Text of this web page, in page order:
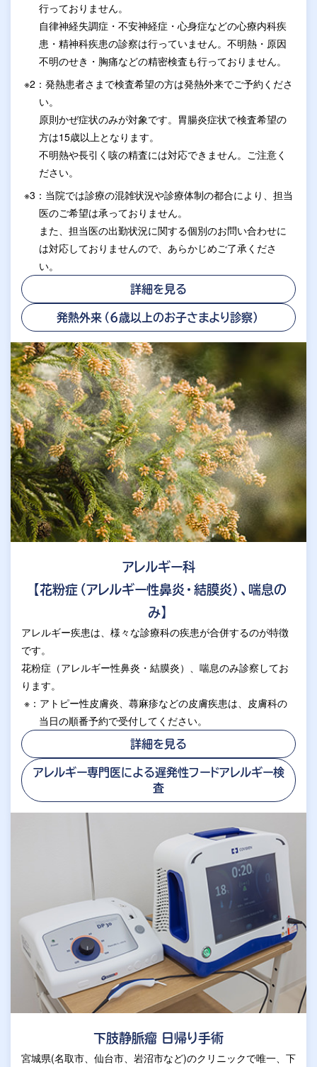
行っておりません。
自律神経失調症・不安神経症・心身症などの心療内科疾
患・精神科疾患の診察は行っていません。不明熱・原因
不明のせき・胸痛などの精密検査も行っておりません。
※2：発熱患者さまで検査希望の方は発熱外来でご予約くださ
い。
原則かぜ症状のみが対象です。胃腸炎症状で検査希望の
方は15歳以上となります。
不明熱や長引く咳の精査には対応できません。ご注意く
ださい。
※3：当院では診療の混雑状況や診療体制の都合により、担当
医のご希望は承っておりません。
また、担当医の出勤状況に関する個別のお問い合わせに
は対応しておりませんので、あらかじめご了承くださ
い。
詳細を見る
発熱外来（6歳以上のお子さまより診察）
アレルギー科
【花粉症（アレルギー性鼻炎・結膜炎）、喘息の
み】
アレルギー疾患は、様々な診療科の疾患が合併するのが特徴
です。
花粉症（アレルギー性鼻炎・結膜炎）、喘息のみ診察してお
ります。
※：アトピー性皮膚炎、蕁麻疹などの皮膚疾患は、皮膚科の
当日の順番予約で受付してください。
詳細を見る
アレルギー専門医による遅発性フードアレルギー検
査
下肢静脈瘤 日帰り手術
宮城県(名取市、仙台市、岩沼市など)のクリニックで唯一、下